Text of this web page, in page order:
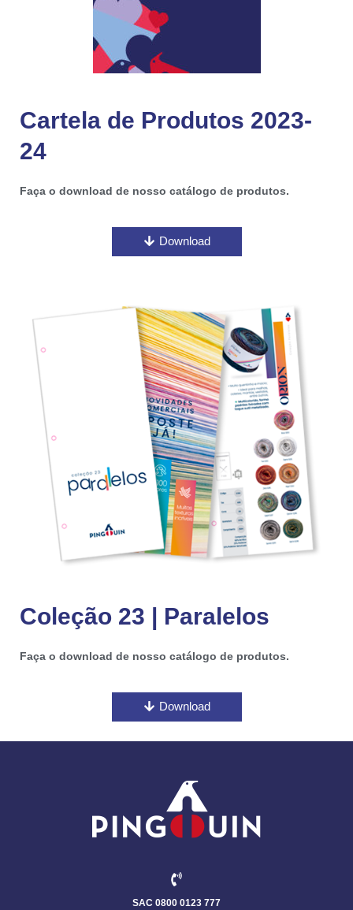
Cartela de Produtos 2023-
24
Faça o download de nosso catálogo de produtos.
Download
Coleção 23 | Paralelos​
Faça o download de nosso catálogo de produtos.
Download
SAC 0800 0123 777